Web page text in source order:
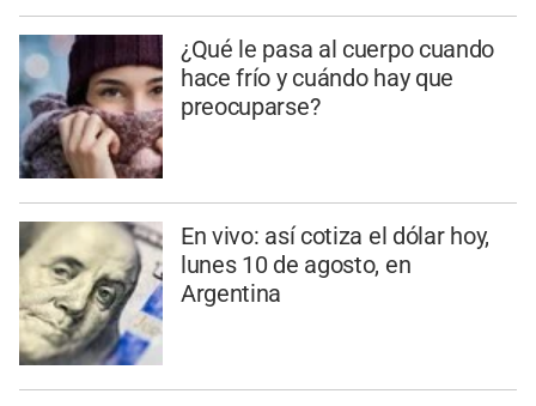
¿Qué le pasa al cuerpo cuando
hace frío y cuándo hay que
preocuparse?
En vivo: así cotiza el dólar hoy,
lunes 10 de agosto, en
Argentina